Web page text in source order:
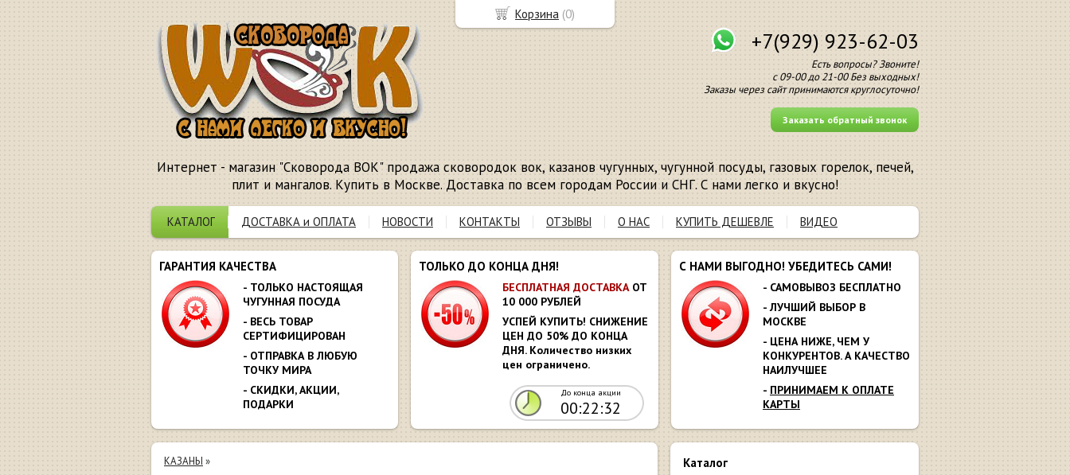
+7(929) 923-62-03
Есть вопросы? Звоните!
с 09-00 до 21-00 Без выходных!
Заказы через сайт принимаются круглосуточно!
Заказать обратный звонок
Интернет - магазин "Сковорода ВОК" продажа сковородок вок, казанов чугунных, чугунной посуды, газовых горелок, печей,
плит и мангалов. Купить в Москве. Доставка по всем городам России и СНГ. С нами легко и вкусно!
КАТАЛОГ ДОСТАВКА и ОПЛАТА НОВОСТИ КОНТАКТЫ ОТЗЫВЫ О НАС КУПИТЬ ДЕШЕВЛЕ ВИДЕО
ГАРАНТИЯ КАЧЕСТВА
- ТОЛЬКО НАСТОЯЩАЯ
ЧУГУННАЯ ПОСУДА
- ВЕСЬ ТОВАР
СЕРТИФИЦИРОВАН
- ОТПРАВКА В ЛЮБУЮ
ТОЧКУ МИРА
- СКИДКИ, АКЦИИ,
ПОДАРКИ
ТОЛЬКО ДО КОНЦА ДНЯ!
БЕСПЛАТНАЯ ДОСТАВКА ОТ
10 000 РУБЛЕЙ
УСПЕЙ КУПИТЬ! СНИЖЕНИЕ
ЦЕН ДО 50% ДО КОНЦА
ДНЯ. Количество низких
цен ограничено.
До конца акции
00:22:31
С НАМИ ВЫГОДНО! УБЕДИТЕСЬ САМИ!
- САМОВЫВОЗ БЕСПЛАТНО
- ЛУЧШИЙ ВЫБОР В
МОСКВЕ
- ЦЕНА НИЖЕ, ЧЕМ У
КОНКУРЕНТОВ. А КАЧЕСТВО
НАИЛУЧШЕЕ
- ПРИНИМАЕМ К ОПЛАТЕ
КАРТЫ
Каталог
КАЗАНЫ »
Корзина (0)